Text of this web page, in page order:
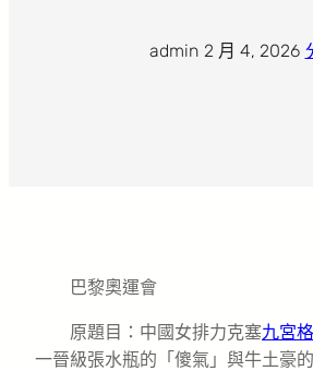
admin· 2 月 4, 2026·
巴黎奧運會
原題目：中國女排力克塞九宮格
一晉級張水瓶的「傻氣」與牛土豪